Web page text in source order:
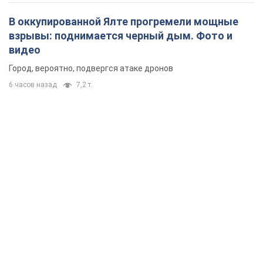
В оккупированной Ялте прогремели мощные
взрывы: поднимается черный дым. Фото и
видео
Город, вероятно, подвергся атаке дронов
6 часов назад 7,2 т.